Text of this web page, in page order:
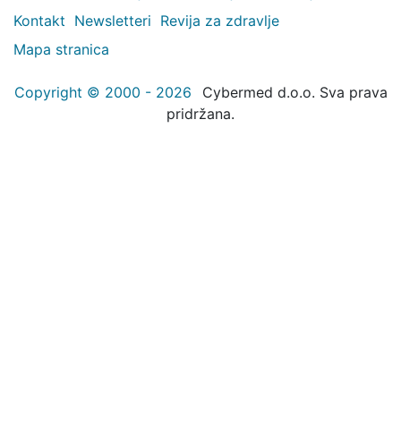
Kontakt Newsletteri Revija za zdravlje
Mapa stranica
Copyright © 2000 - 2026
Cybermed d.o.o. Sva prava
pridržana.